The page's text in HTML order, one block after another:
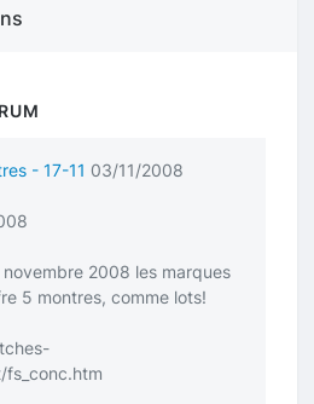
- 17-11 03/11/2008
2008 les marques
5 montres, comme lots!